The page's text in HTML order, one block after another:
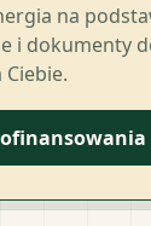
na
i dokumenty